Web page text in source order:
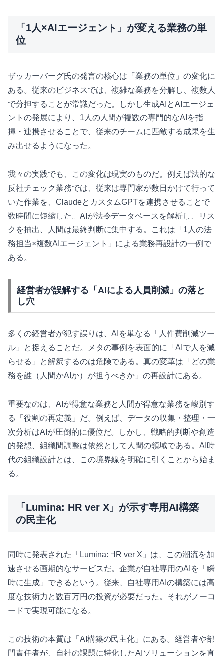
「1人×AIエージェント」が変える業務の単
位
ザッカーバーグ氏の発言の核心は「業務の単位」の変化に
ある。従来のビジネスでは、複雑な業務を分解し、複数人
で分担することが常識だった。しかし生成AIとAIエージェ
ントの発展により、1人の人間が複数の専門的なAIを指
揮・連携させることで、従来のチームに匹敵する成果を生
み出せるようになった。
我々の実践でも、この変化は現実のものだ。例えば法的な
反社チェック業務では、従来は専門家が数日かけて行って
いた作業を、ClaudeとカスタムGPTを連携させることで
数時間に短縮した。AIが法令データベースを解析し、リス
クを抽出、人間は最終判断に集中する。これは「1人の法
務担当×複数AIエージェント」による業務再設計の一例で
ある。
経営者が誤解する「AIによる人員削減」の落と
し穴
多くの経営者が犯す誤りは、AIを単なる「人件費削減ツー
ル」と捉えることだ。メタの事例を表面的に「AIで人を減
らせる」と解釈するのは危険である。真の変革は「どの業
務を誰（人間かAIか）が担うべきか」の再設計にある。
重要なのは、AIが得意な業務と人間が得意な業務を峻別す
る「役割の再定義」だ。例えば、データの収集・整理・一
次分析はAIが圧倒的に優位だ。しかし、戦略的判断や創造
的発想、組織間調整は依然として人間の領域である。AI時
代の組織設計とは、この境界線を明確に引くことから始ま
る。
「Lumina: HR ver X」が示す専用AI構築
の民主化
同時に発表された「Lumina: HR ver X」は、この潮流を加
速させる画期的なサービスだ。企業が自社専用のAIを「瞬
時に生成」できるという。従来、自社専用AIの構築には高
度な技術力と数百万円の投資が必要だった。それがノーコ
ードで実現可能になる。
この技術の本質は「AI構築の民主化」にある。経営者や部
門責任者が、自社の課題に特化したAIソリューションを直